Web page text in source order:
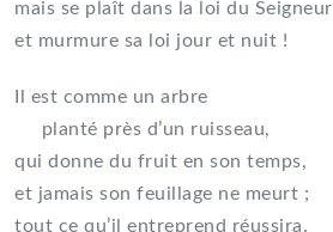
mais se plaît dans la loi du Seigneur
et murmure sa loi jour et nuit !
Il est comme un arbre
planté près d’un ruisseau,
qui donne du fruit en son temps,
et jamais son feuillage ne meurt ;
tout ce qu’il entreprend réussira.